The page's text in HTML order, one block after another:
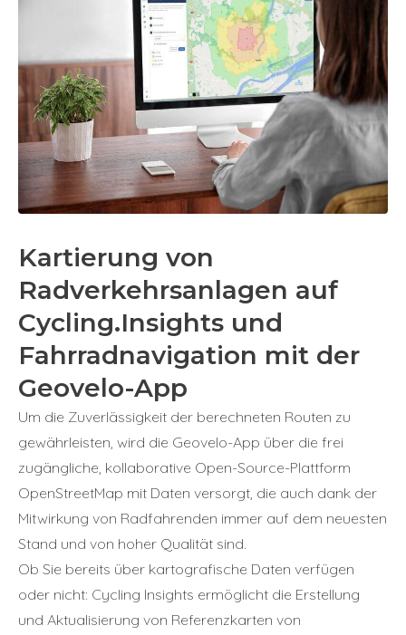
Kartierung von
Radverkehrsanlagen auf
Cycling.Insights und
Fahrradnavigation mit der
Geovelo-App
Um die Zuverlässigkeit der berechneten Routen zu
gewährleisten, wird die Geovelo-App über die frei
zugängliche, kollaborative Open-Source-Plattform
OpenStreetMap mit Daten versorgt, die auch dank der
Mitwirkung von Radfahrenden immer auf dem neuesten
Stand und von hoher Qualität sind.
Ob Sie bereits über kartografische Daten verfügen
oder nicht: Cycling Insights ermöglicht die Erstellung
und Aktualisierung von Referenzkarten von